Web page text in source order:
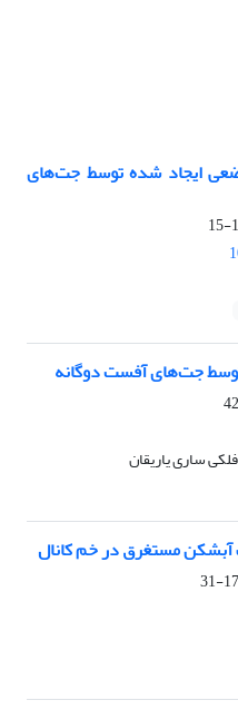
ایجاد شده توسط جت‌های
1-15
جت‌های آفست دوگانه
ساری یاریقان
آبشکن مستغرق در خم کانال
17-31